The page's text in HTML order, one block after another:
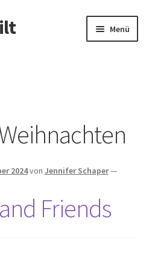
Menü
2024von Jennifer Schaper—
Friends